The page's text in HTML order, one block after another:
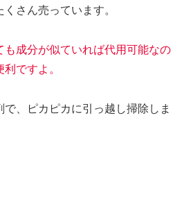
さん売っています。
成分が似ていれば代用可能なの
ですよ。
、ピカピカに引っ越し掃除しま